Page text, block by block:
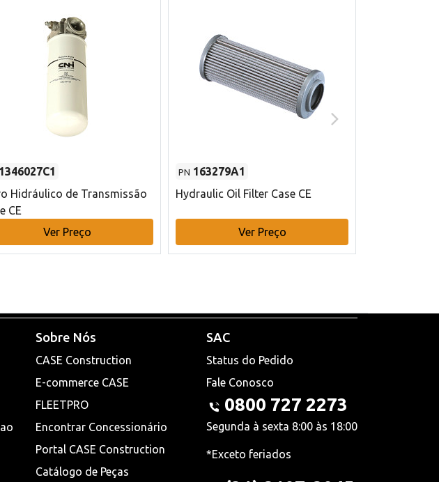
1346027C1
Hidráulico de Transmissão
CE
Ver Preço
PN 163279A1
Hydraulic Oil Filter Case CE
Ver Preço
Sobre Nós
CASE Construction
E-commerce CASE
FLEETPRO
Encontrar Concessionário
Portal CASE Construction
Catálogo de Peças
SAC
Status do Pedido
Fale Conosco
0800 727 2273
Segunda à sexta 8:00 às 18:00
*Exceto feriados